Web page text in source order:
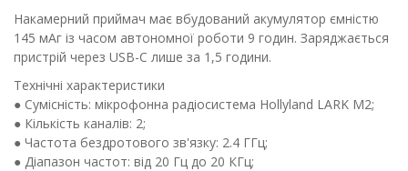
Накамерний приймач має вбудований акумулятор ємністю
145 мАг із часом автономної роботи 9 годин. Заряджається
пристрій через USB-C лише за 1,5 години.
Технічні характеристики
● Сумісність: мікрофонна радіосистема Hollyland LARK M2;
● Кількість каналів: 2;
● Частота бездротового зв'язку: 2.4 ГГц;
● Діапазон частот: від 20 Гц до 20 КГц;